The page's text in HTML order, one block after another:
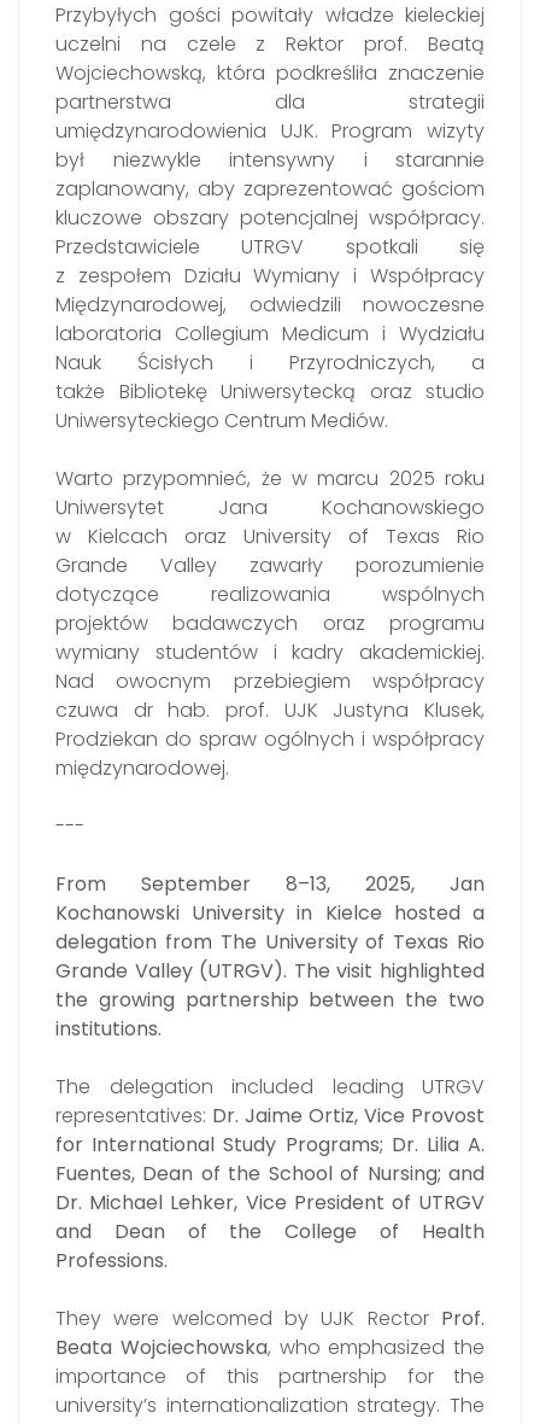
Przybyłych gości powitały władze kieleckiej
uczelni na czele z Rektor prof. Beatą
Wojciechowską, która podkreśliła znaczenie
partnerstwa dla strategii
umiędzynarodowienia UJK. Program wizyty
był niezwykle intensywny i starannie
zaplanowany, aby zaprezentować gościom
kluczowe obszary potencjalnej współpracy.
Przedstawiciele UTRGV spotkali się
z zespołem Działu Wymiany i Współpracy
Międzynarodowej, odwiedzili nowoczesne
laboratoria Collegium Medicum i Wydziału
Nauk Ścisłych i Przyrodniczych, a
także Bibliotekę Uniwersytecką oraz studio
Uniwersyteckiego Centrum Mediów.
Warto przypomnieć, że w marcu 2025 roku
Uniwersytet Jana Kochanowskiego
w Kielcach oraz University of Texas Rio
Grande Valley zawarły porozumienie
dotyczące realizowania wspólnych
projektów badawczych oraz programu
wymiany studentów i kadry akademickiej.
Nad owocnym przebiegiem współpracy
czuwa dr hab. prof. UJK Justyna Klusek,
Prodziekan do spraw ogólnych i współpracy
międzynarodowej.
---
From September 8–13, 2025, Jan
Kochanowski University in Kielce hosted a
delegation from The University of Texas Rio
Grande Valley (UTRGV). The visit highlighted
the growing partnership between the two
institutions.
The delegation included leading UTRGV
representatives: Dr. Jaime Ortiz, Vice Provost
for International Study Programs; Dr. Lilia A.
Fuentes, Dean of the School of Nursing; and
Dr. Michael Lehker, Vice President of UTRGV
and Dean of the College of Health
Professions.
They were welcomed by UJK Rector Prof.
Beata Wojciechowska, who emphasized the
importance of this partnership for the
university’s internationalization strategy. The